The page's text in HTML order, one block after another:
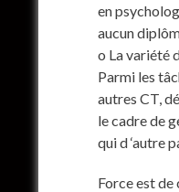
en
aucun
o La variété
Parmi les
autres CT,
le cadre de
qui d ‘autre
Force est